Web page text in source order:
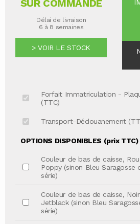
SUR COMMANDE
Délai de livraison
6 à 8 semaines
> VOIR LE STOCK
Forfait Immatriculation -
(TTC)
Transport-Dédouanement
OPTIONS DISPONIBLES (prix TTC)
Couleur de bas de caisse,
Poppy (sinon Bleu Saragosse
série)
Couleur de bas de caisse, Noir
Jetblack (sinon Bleu
série)